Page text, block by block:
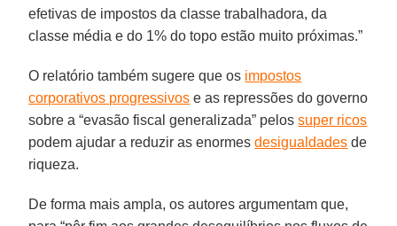
efetivas de impostos da classe trabalhadora, da
classe média e do 1% do topo estão muito próximas.”
O relatório também sugere que os impostos
corporativos progressivos e as repressões do governo
sobre a “evasão fiscal generalizada” pelossuper ricos
podem ajudar a reduzir as enormesdesigualdades de
riqueza.
De forma mais ampla, os autores argumentam que,